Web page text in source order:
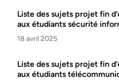
Liste des sujets projet fin
aux étudiants sécurité
18 avril 2025
Liste des sujets projet fin
aux étudiants